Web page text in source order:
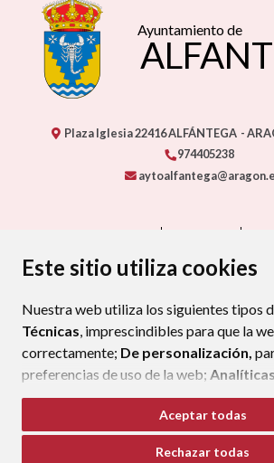
Este sitio utiliza cookies
Nuestra web utiliza los siguientes tipos
Técnicas, imprescindibles para que la
correctamente; De personalización,
preferencias de uso de la web; Analíticas
funcionamiento de la web y sus servicios.
Si acepta pulsando el botón“Aceptar
consideramos que acepta su uso. Si pulsa
Aceptar todas
Rechazar todas
Ayuntamiento de
Plaza Iglesia22416ALFÁNTEGA -
974405238
PROTECCIÓN DE DATOS
POLÍTICA DE COOKIES